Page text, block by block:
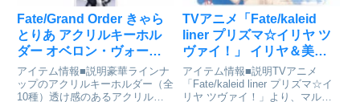
Fate/Grand Order きゃら
とりあ アクリルキーホル
ダー オベロン・ヴォーテ
ィガーン[アルジャーノン
プロダクト]が予約受付開
アイテム情報■説明豪華ラインナ
ップのアクリルキーホルダー（全
10種）透け感のあるアクリルで
TVアニメ「Fate/kaleid
liner プリズマ☆イリヤ ツ
ヴァイ！」 イリヤ＆美遊
マルチデスクマット
ver.B[アルマビアンカ]が予
アイテム情報■説明TVアニメ
「Fate/kaleid liner プリズマ☆イ
リヤ ツヴァイ！」より、マルチ